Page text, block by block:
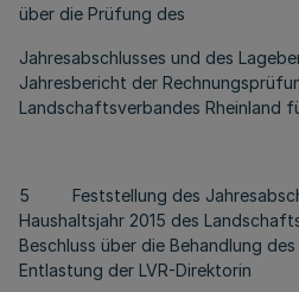
über die Prüfung des
Jahresabschlusses und des
Jahresbericht der
Landschaftsverbandes Rheinland
5 Feststellung des
Haushaltsjahr 2015 des
Beschluss über die Behandlung
Entlastung der LVR-Direktorin